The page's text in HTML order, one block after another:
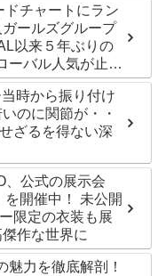
ドチャートにラン
ールズグループ
以来５年ぶりの
ーバル人気が止ま
ェラ2025」にも
時から振り付け
のに関節が・・
ざるを得ない深
、公式の展示会
を開催中！ 未公開
限定の衣装も展
作な世界に
魅力を徹底解剖！